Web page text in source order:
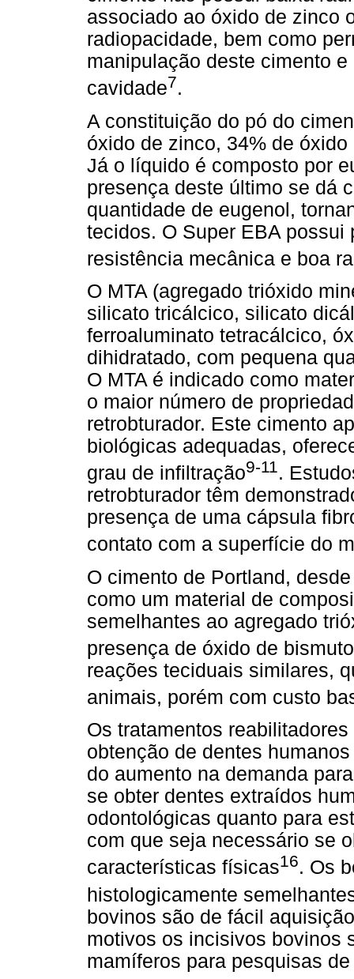
associado ao óxido de zinco
radiopacidade, bem como
manipulação deste cimento
cavidade7.
A constituição do pó do
óxido de zinco, 34% de
Já o líquido é composto por
presença deste último se dá
quantidade de eugenol,
tecidos. O Super EBA
resistência mecânica e boa
O MTA (agregado trióxido
silicato tricálcico, silicato
ferroaluminato tetracálcico,
dihidratado, com pequena
O MTA é indicado como
o maior número de
retrobturador. Este cimento
biológicas adequadas,
grau de infiltração9-11.
retrobturador têm
presença de uma cápsula
contato com a superfície do
O cimento de Portland,
como um material de
semelhantes ao agregado
presença de óxido de bismuto
reações teciduais similares,
animais, porém com custo
Os tratamentos
obtenção de dentes
do aumento na demanda
se obter dentes extraídos
odontológicas quanto para
com que seja necessário se
características físicas16. Os
histologicamente
bovinos são de fácil
motivos os incisivos bovinos
mamíferos para pesquisas